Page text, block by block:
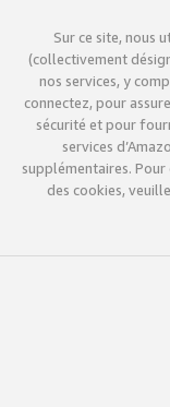
Sur ce site, nous
(collectivement
nos services, y
connectez, pour
sécurité et pour
services
supplémentaires.
des cookies,